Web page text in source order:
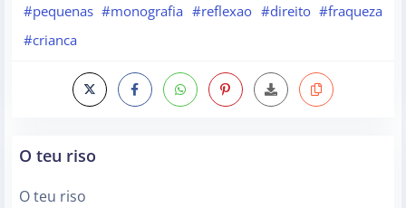
#pequenas #monografia #reflexao #direito #fraqueza
#crianca
O teu riso
O teu riso